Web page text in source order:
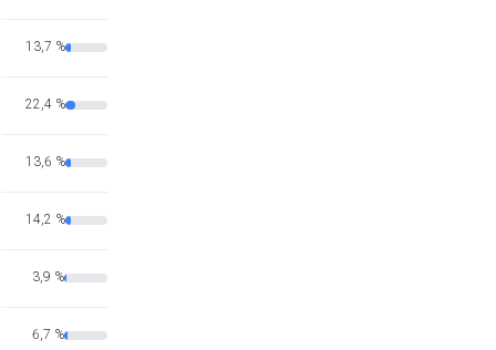
13,7 %
22,4 %
13,6 %
14,2 %
3,9 %
6,7 %